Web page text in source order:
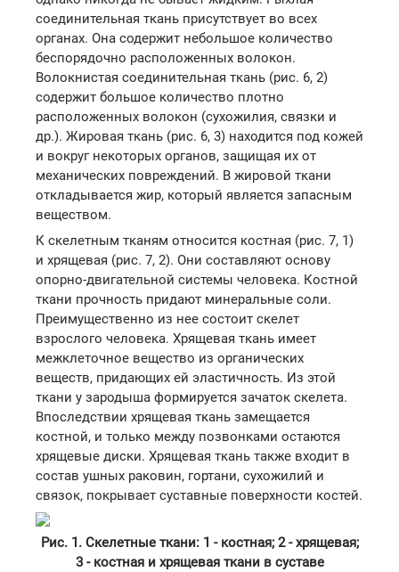
соединительная ткань присутствует во всех
органах. Она содержит небольшое количество
беспорядочно расположенных волокон.
Волокнистая соединительная ткань (рис. 6, 2)
содержит большое количество плотно
расположенных волокон (сухожилия, связки и
др.). Жировая ткань (рис. 6, 3) находится под кожей
и вокруг некоторых органов, защищая их от
механических повреждений. В жировой ткани
откладывается жир, который является запасным
веществом.
К скелетным тканям относится костная (рис. 7, 1)
и хрящевая (рис. 7, 2). Они составляют основу
опорно-двигательной системы человека. Костной
ткани прочность придают минеральные соли.
Преимущественно из нее состоит скелет
взрослого человека. Хрящевая ткань имеет
межклеточное вещество из органических
веществ, придающих ей эластичность. Из этой
ткани у зародыша формируется зачаток скелета.
Впоследствии хрящевая ткань замещается
костной, и только между позвонками остаются
хрящевые диски. Хрящевая ткань также входит в
состав ушных раковин, гортани, сухожилий и
связок, покрывает суставные поверхности костей.
Рис. 1. Скелетные ткани: 1 - костная; 2 - хрящевая;
3 - костная и хрящевая ткани в суставе